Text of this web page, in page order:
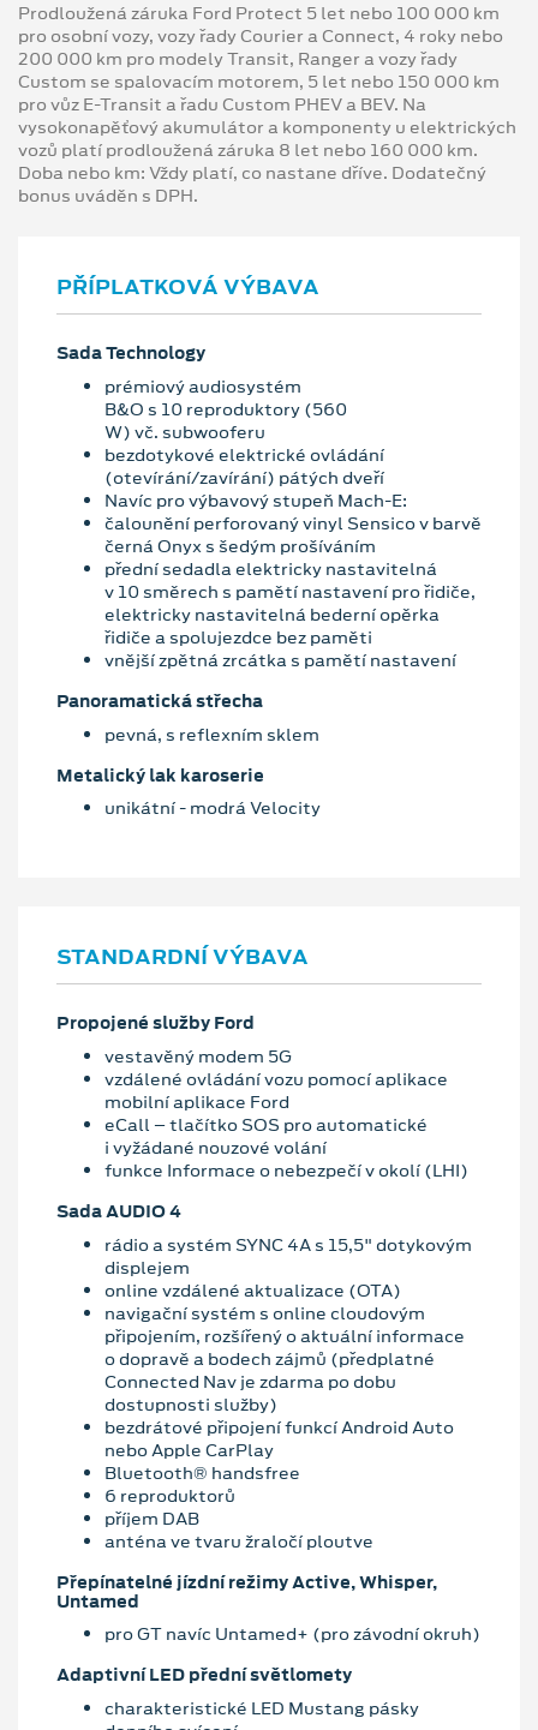
Prodloužená záruka Ford Protect 5 let nebo 100 000 km
pro osobní vozy, vozy řady Courier a Connect, 4 roky nebo
200 000 km pro modely Transit, Ranger a vozy řady
Custom se spalovacím motorem, 5 let nebo 150 000 km
pro vůz E-Transit a řadu Custom PHEV a BEV. Na
vysokonapěťový akumulátor a komponenty u elektrických
vozů platí prodloužená záruka 8 let nebo 160 000 km.
Doba nebo km: Vždy platí, co nastane dříve. Dodatečný
bonus uváděn s DPH.
PŘÍPLATKOVÁ VÝBAVA
Sada Technology
prémiový audiosystém
B&O s 10 reproduktory (560
W) vč. subwooferu
bezdotykové elektrické ovládání
(otevírání/zavírání) pátých dveří
Navíc pro výbavový stupeň Mach-E:
čalounění perforovaný vinyl Sensico v barvě
černá Onyx s šedým prošíváním
přední sedadla elektricky nastavitelná
v 10 směrech s pamětí nastavení pro řidiče,
elektricky nastavitelná bederní opěrka
řidiče a spolujezdce bez paměti
vnější zpětná zrcátka s pamětí nastavení
Panoramatická střecha
pevná, s reflexním sklem
Metalický lak karoserie
unikátní - modrá Velocity
STANDARDNÍ VÝBAVA
Propojené služby Ford
vestavěný modem 5G
vzdálené ovládání vozu pomocí aplikace
mobilní aplikace Ford
eCall – tlačítko SOS pro automatické
i vyžádané nouzové volání
funkce Informace o nebezpečí v okolí (LHI)
Sada AUDIO 4
rádio a systém SYNC 4A s 15,5" dotykovým
displejem
online vzdálené aktualizace (OTA)
navigační systém s online cloudovým
připojením, rozšířený o aktuální informace
o dopravě a bodech zájmů (předplatné
Connected Nav je zdarma po dobu
dostupnosti služby)
bezdrátové připojení funkcí Android Auto
nebo Apple CarPlay
Bluetooth® handsfree
6 reproduktorů
příjem DAB
anténa ve tvaru žraločí ploutve
Přepínatelné jízdní režimy Active, Whisper,
Untamed
pro GT navíc Untamed+ (pro závodní okruh)
Adaptivní LED přední světlomety
charakteristické LED Mustang pásky